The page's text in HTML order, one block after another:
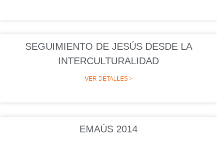
SEGUIMIENTO DE JESÚS DESDE LA
INTERCULTURALIDAD
VER DETALLES >
EMAÚS 2014